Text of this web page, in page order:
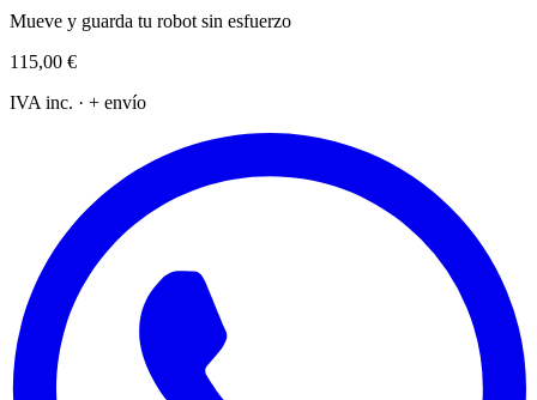
Mueve y guarda tu robot sin esfuerzo
115,00 €
IVA inc. · + envío